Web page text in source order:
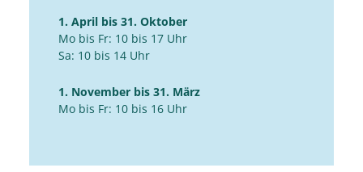
1. April bis 31. Oktober
Mo bis Fr: 10 bis 17 Uhr
Sa: 10 bis 14 Uhr
1. November bis 31. März
Mo bis Fr: 10 bis 16 Uhr